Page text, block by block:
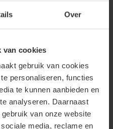
Over
van cookies
gebruik van cookies
personaliseren, functies
te kunnen aanbieden en
analyseren. Daarnaast
van onze website
media, reclame en